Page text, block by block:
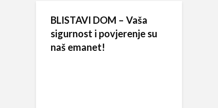
BLISTAVI DOM – Vaša
sigurnost i povjerenje su
naš emanet!